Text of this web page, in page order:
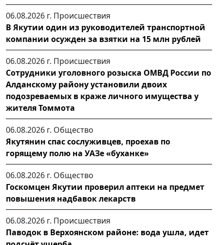
06.08.2026 г. Происшествия
В Якутии один из руководителей транспортной
компании осужден за взятки на 15 млн рублей
06.08.2026 г. Происшествия
Сотрудники уголовного розыска ОМВД России по
Алданскому району установили двоих
подозреваемых в краже личного имущества у
жителя Томмота
06.08.2026 г. Общество
Якутянин спас сослуживцев, проехав по
горящему полю на УАЗе «буханке»
06.08.2026 г. Общество
Госкомцен Якутии проверил аптеки на предмет
повышения надбавок лекарств
06.08.2026 г. Происшествия
Паводок в Верхоянском районе: вода ушла, идет